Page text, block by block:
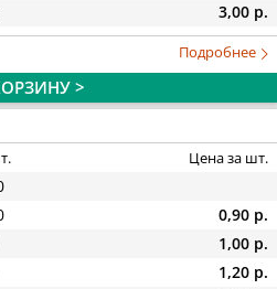
3,00 р.
Подробнее
>
Цена за шт.
0,90 р.
1,00 р.
1,20 р.